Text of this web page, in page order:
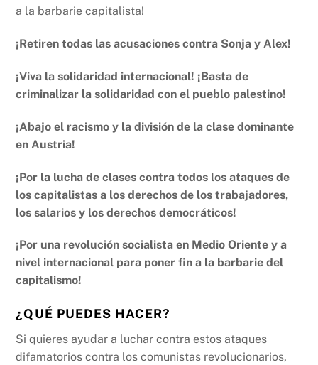
a la barbarie capitalista!
¡Retiren todas las acusaciones contra Sonja y Alex!
¡Viva la solidaridad internacional! ¡Basta de
criminalizar la solidaridad con el pueblo palestino!
¡Abajo el racismo y la división de la clase dominante
en Austria!
¡Por la lucha de clases contra todos los ataques de
los capitalistas a los derechos de los trabajadores,
los salarios y los derechos democráticos!
¡Por una revolución socialista en Medio Oriente y a
nivel internacional para poner fin a la barbarie del
capitalismo!
¿QUÉ PUEDES HACER?
Si quieres ayudar a luchar contra estos ataques
difamatorios contra los comunistas revolucionarios,